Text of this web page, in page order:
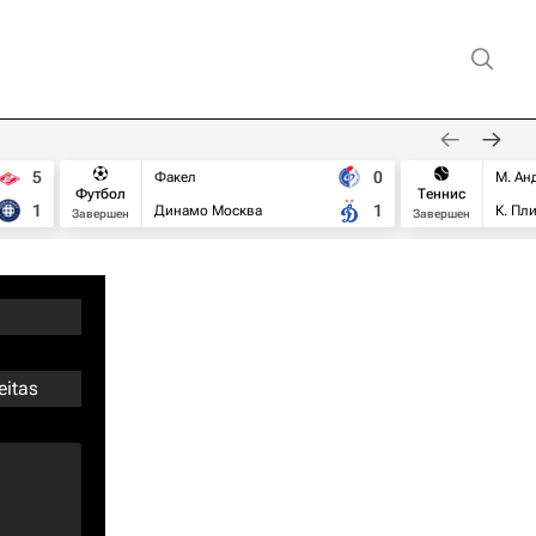
5
1
Футбол
Завершен
Факел
Динамо Москва
0
1
Теннис
Завершен
М.
К.